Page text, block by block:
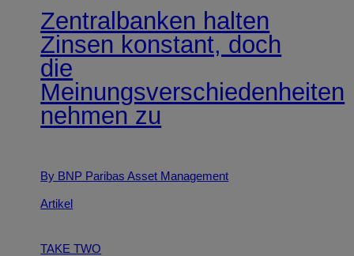
Zentralbanken halten
Zinsen konstant, doch
die
Meinungsverschiedenheiten
nehmen zu
By BNP Paribas Asset Management
Artikel
TAKE TWO